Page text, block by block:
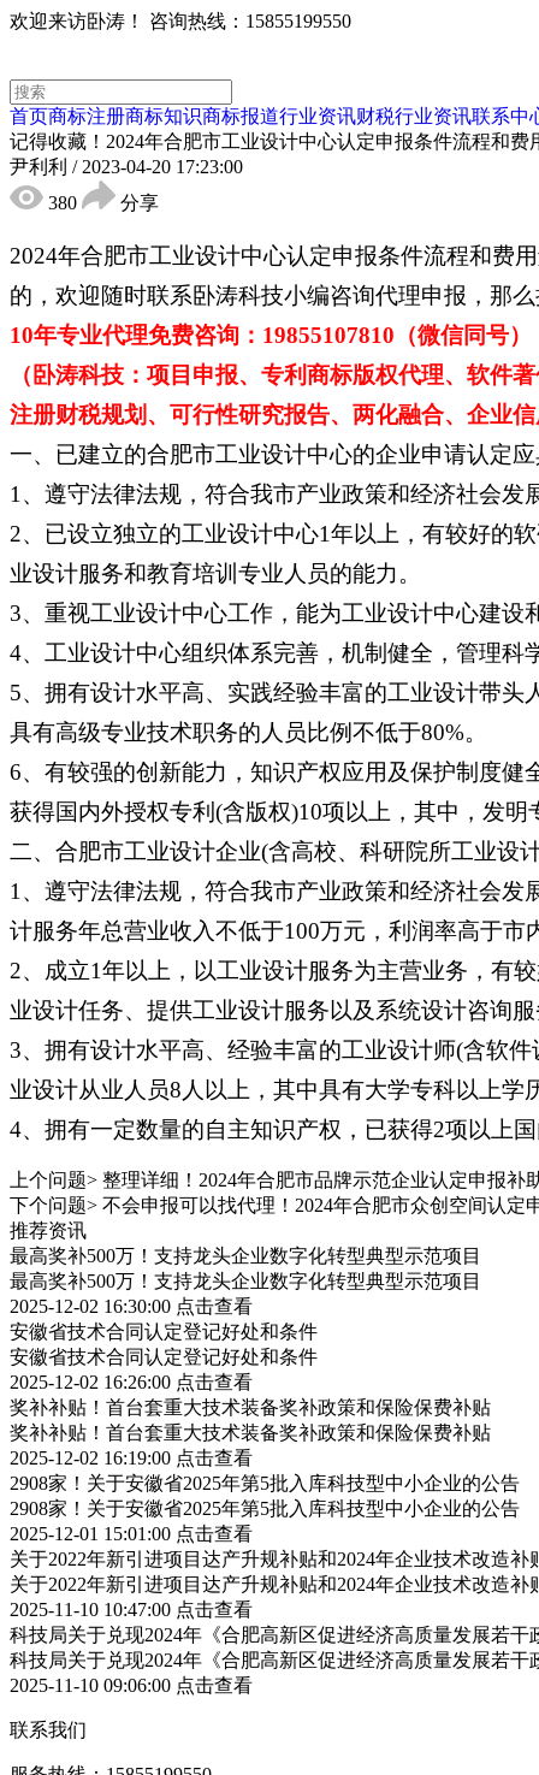
欢迎来访卧涛！ 咨询热线：15855199550
首页商标注册商标知识商标报道行业资讯财税行业资讯联系中
记得收藏！2024年合肥市工业设计中心认定申报条件流程和费
尹利利 / 2023-04-20 17:23:00
380
分享
2024年合肥市工业设计中心认定申报条件流程和费
的，欢迎随时联系卧涛科技小编咨询代理申报，那
10年专业代理免费咨询：19855107810（微信同号）
（卧涛科技：项目申报、专利商标版权代理、软件
注册财税规划、可行性研究报告、两化融合、企业
一、已建立的合肥市工业设计中心的企业申请认定
1、遵守法律法规，符合我市产业政策和经济社会
2、已设立独立的工业设计中心1年以上，有较好的
业设计服务和教育培训专业人员的能力。
3、重视工业设计中心工作，能为工业设计中心建设
4、工业设计中心组织体系完善，机制健全，管理科
5、拥有设计水平高、实践经验丰富的工业设计带
具有高级专业技术职务的人员比例不低于80%。
6、有较强的创新能力，知识产权应用及保护制度
获得国内外授权专利(含版权)10项以上，其中，发
二、合肥市工业设计企业(含高校、科研院所工业设
1、遵守法律法规，符合我市产业政策和经济社会
计服务年总营业收入不低于100万元，利润率高于市
2、成立1年以上，以工业设计服务为主营业务，有
业设计任务、提供工业设计服务以及系统设计咨询
3、拥有设计水平高、经验丰富的工业设计师(含软
业设计从业人员8人以上，其中具有大学专科以上
4、拥有一定数量的自主知识产权，已获得2项以上
上个问题> 整理详细！2024年合肥市品牌示范企业认定申报补
下个问题> 不会申报可以找代理！2024年合肥市众创空间认定
推荐资讯
最高奖补500万！支持龙头企业数字化转型典型示范项目
最高奖补500万！支持龙头企业数字化转型典型示范项目
2025-12-02 16:30:00 点击查看
安徽省技术合同认定登记好处和条件
安徽省技术合同认定登记好处和条件
2025-12-02 16:26:00 点击查看
奖补补贴！首台套重大技术装备奖补政策和保险保费补贴
奖补补贴！首台套重大技术装备奖补政策和保险保费补贴
2025-12-02 16:19:00 点击查看
2908家！关于安徽省2025年第5批入库科技型中小企业的公告
2908家！关于安徽省2025年第5批入库科技型中小企业的公告
2025-12-01 15:01:00 点击查看
关于2022年新引进项目达产升规补贴和2024年企业技术改造
关于2022年新引进项目达产升规补贴和2024年企业技术改造
2025-11-10 10:47:00 点击查看
科技局关于兑现2024年《合肥高新区促进经济高质量发展若
科技局关于兑现2024年《合肥高新区促进经济高质量发展若
2025-11-10 09:06:00 点击查看
联系我们